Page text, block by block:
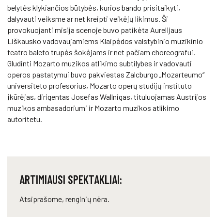
belytės klykiančios būtybės, kurios bando prisitaikyti,
dalyvauti veiksme ar net kreipti veikėjų likimus. Ši
provokuojanti misija scenoje buvo patikėta Aurelijaus
Liškausko vadovaujamiems Klaipėdos valstybinio muzikinio
teatro baleto trupės šokėjams ir net pačiam choreografui.
Gludinti Mozarto muzikos atlikimo subtilybes ir vadovauti
operos pastatymui buvo pakviestas Zalcburgo „Mozarteumo“
universiteto profesorius, Mozarto operų studijų instituto
įkūrėjas, dirigentas Josefas Wallnigas, tituluojamas Austrijos
muzikos ambasadoriumi ir Mozarto muzikos atlikimo
autoritetu.
ARTIMIAUSI SPEKTAKLIAI:
Atsiprašome, renginių nėra.